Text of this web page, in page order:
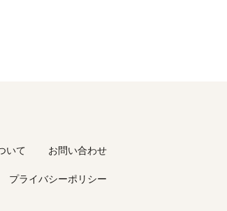
いて お問い合わせ
プライバシーポリシー